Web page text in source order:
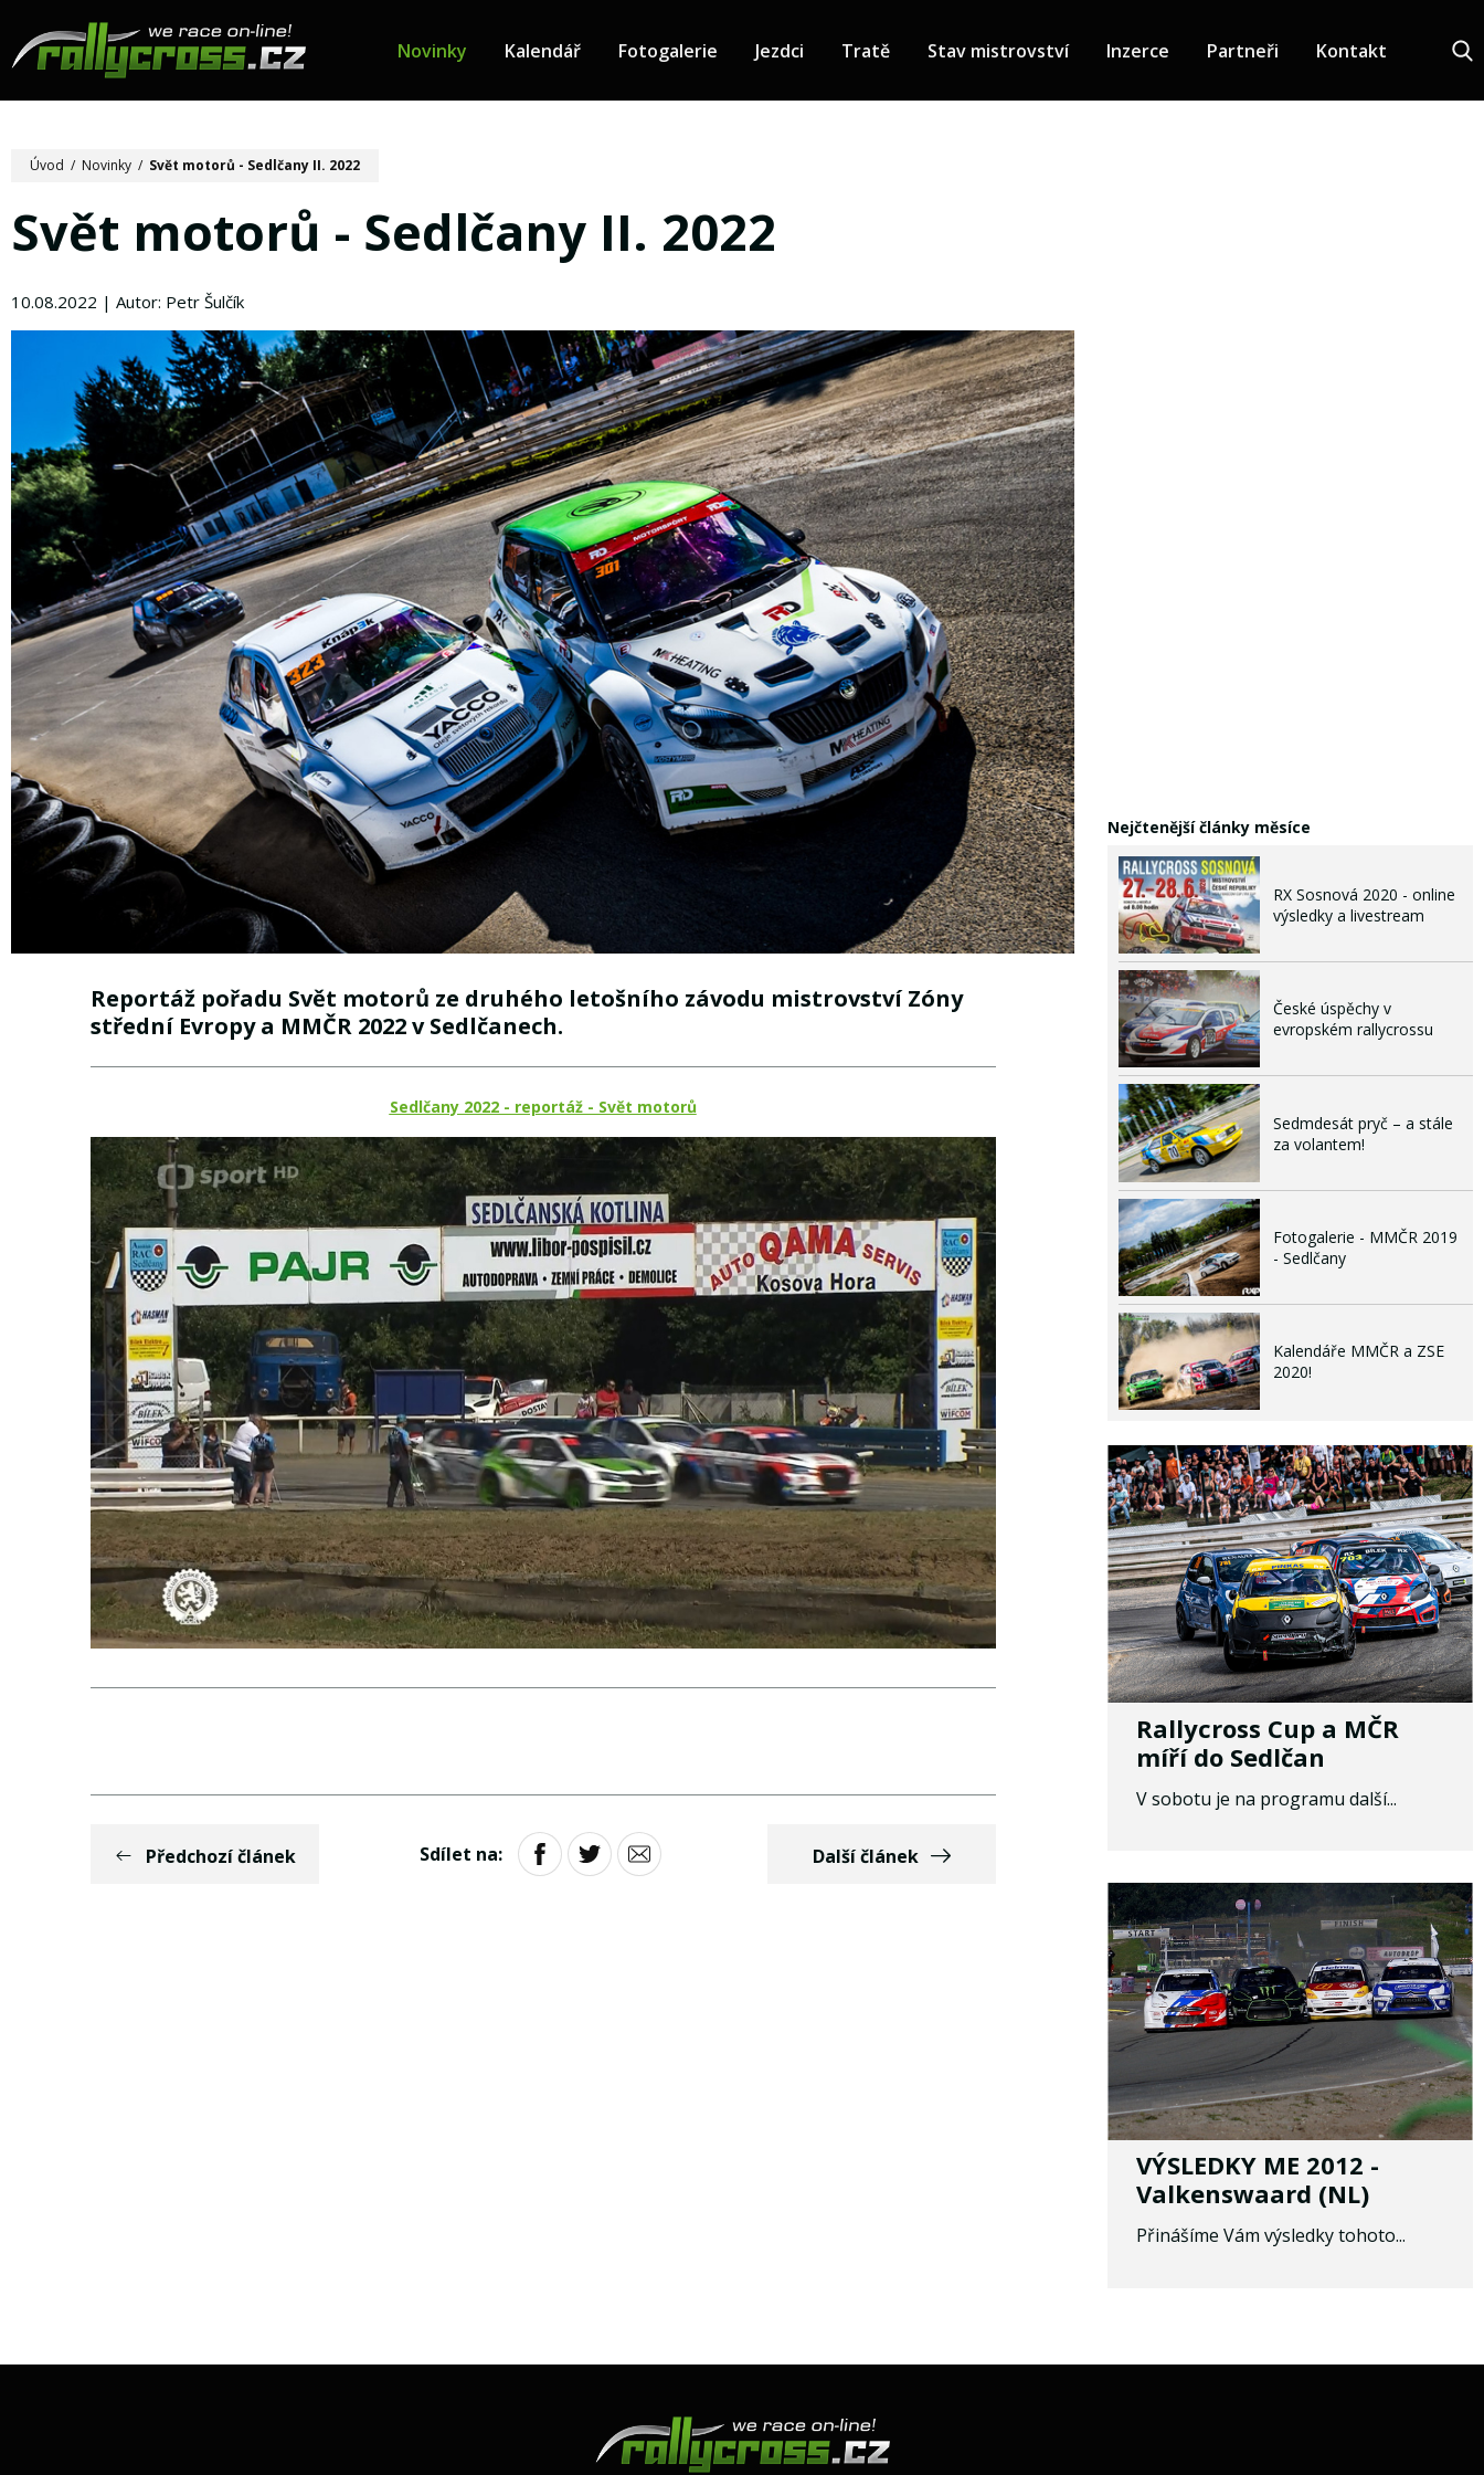
Novinky Kalendář Fotogalerie Jezdci Tratě Stav mistrovství Inzerce Partneři Kontakt
Úvod / Novinky / Svět motorů - Sedlčany II. 2022
Svět motorů - Sedlčany II. 2022
10.08.2022 | Autor: Petr Šulčík
Reportáž pořadu Svět motorů ze druhého letošního závodu mistrovství Zóny
střední Evropy a MMČR 2022 v Sedlčanech.
Sedlčany 2022 - reportáž - Svět motorů
Předchozí článek Sdílet na: Další článek
Nejčtenější články měsíce
RX Sosnová 2020 - online
výsledky a livestream
České úspěchy v
evropském rallycrossu
Sedmdesát pryč – a stále
za volantem!
Fotogalerie - MMČR 2019
- Sedlčany
Kalendáře MMČR a ZSE
2020!
Rallycross Cup a MČR
míří do Sedlčan
V sobotu je na programu další...
VÝSLEDKY ME 2012 -
Valkenswaard (NL)
Přinášíme Vám výsledky tohoto...